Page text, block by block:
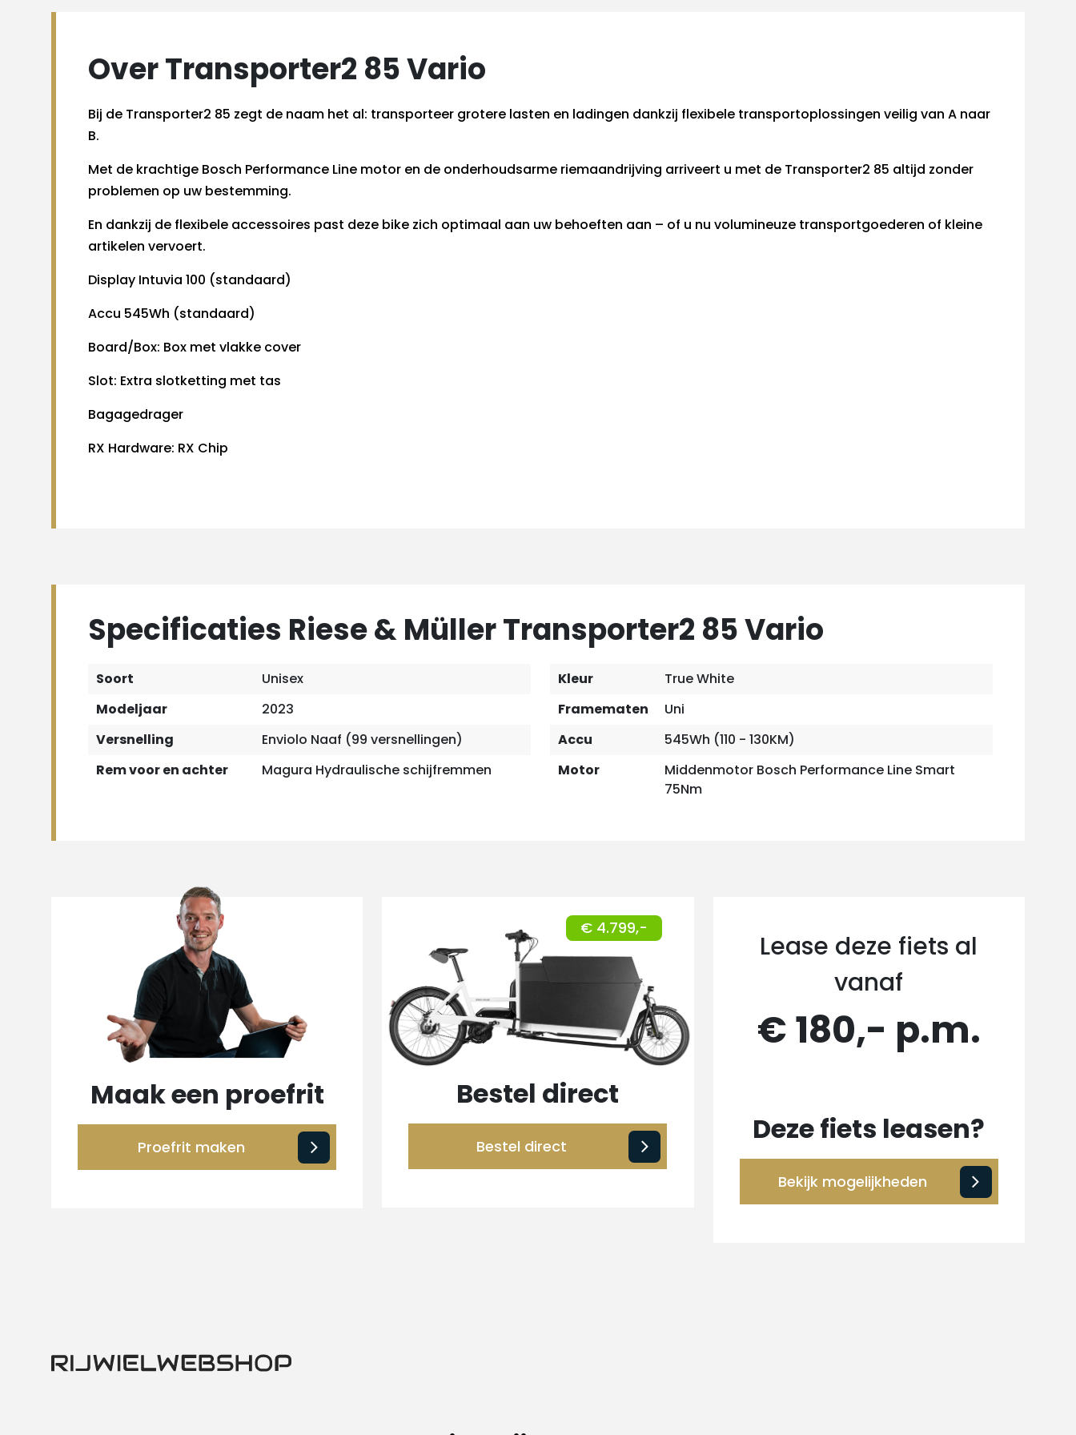
Over Transporter2 85 Vario
Bij de Transporter2 85 zegt de naam het al: transporteer grotere lasten en ladingen dankzij flexibele transportoplossingen veilig van A naar
B.
Met de krachtige Bosch Performance Line motor en de onderhoudsarme riemaandrijving arriveert u met de Transporter2 85 altijd zonder
problemen op uw bestemming.
En dankzij de flexibele accessoires past deze bike zich optimaal aan uw behoeften aan – of u nu volumineuze transportgoederen of kleine
artikelen vervoert.
Display Intuvia 100 (standaard)
Accu 545Wh (standaard)
Board/Box: Box met vlakke cover
Slot: Extra slotketting met tas
Bagagedrager
RX Hardware: RX Chip
Specificaties Riese & Müller Transporter2 85 Vario
Soort
Unisex
Modeljaar
2023
Versnelling
Enviolo Naaf (99 versnellingen)
Rem voor en achter
Magura Hydraulische schijfremmen
Kleur
True White
Framematen
Uni
Accu
545Wh (110 - 130KM)
Motor
Middenmotor Bosch Performance Line Smart
75Nm
Maak een proefrit
Proefrit maken
€ 4.799,-
Bestel direct
Bestel direct
Lease deze fiets al
vanaf
€ 180,- p.m.
Deze fiets leasen?
Bekijk mogelijkheden